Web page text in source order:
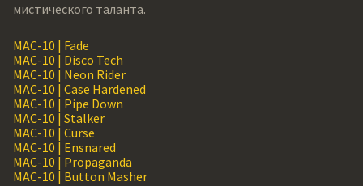
мистического таланта.
MAC-10 | Fade
MAC-10 | Disco Tech
MAC-10 | Neon Rider
MAC-10 | Case Hardened
MAC-10 | Pipe Down
MAC-10 | Stalker
MAC-10 | Curse
MAC-10 | Ensnared
MAC-10 | Propaganda
MAC-10 | Button Masher